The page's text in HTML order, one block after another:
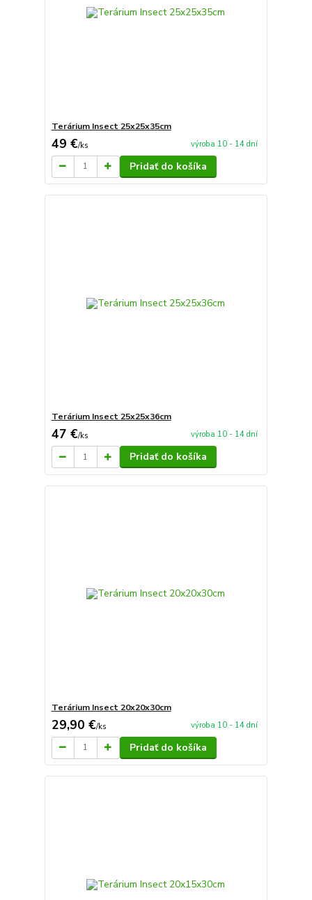
Terárium Insect 25x25x35cm
49 €/ks výroba 10 - 14 dní
Pridať do košíka
Terárium Insect 25x25x36cm
47 €/ks výroba 10 - 14 dní
Pridať do košíka
Terárium Insect 20x20x30cm
29,90 €/ks výroba 10 - 14 dní
Pridať do košíka